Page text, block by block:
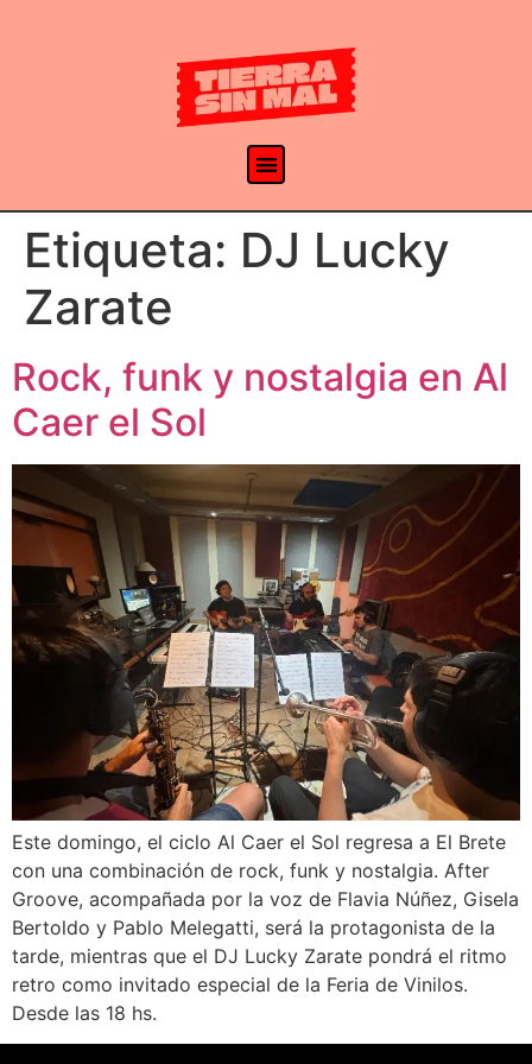
Etiqueta: DJ Lucky
Zarate
Rock, funk y nostalgia en Al
Caer el Sol
Este domingo, el ciclo Al Caer el Sol regresa a El Brete
con una combinación de rock, funk y nostalgia. After
Groove, acompañada por la voz de Flavia Núñez, Gisela
Bertoldo y Pablo Melegatti, será la protagonista de la
tarde, mientras que el DJ Lucky Zarate pondrá el ritmo
retro como invitado especial de la Feria de Vinilos.
Desde las 18 hs.